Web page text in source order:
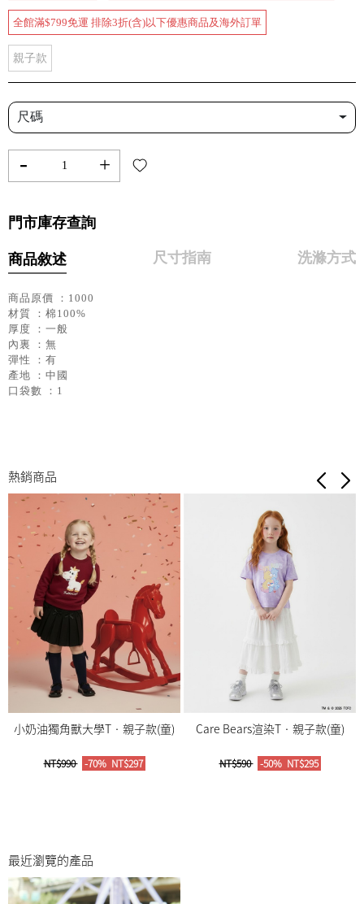
全館滿$799免運 排除3折(含)以下優惠商品及海外訂單
親子款
尺碼
- +
門市庫存查詢
商品敘述 尺寸指南 洗滌方式
商品原價 ：1000
材質 ：棉100%
厚度 ：一般
內裏 ：無
彈性 ：有
產地 ：中國
口袋數 ：1
熱銷商品
小奶油獨角獸大學T‧親子款(童)
NT$990 -70% NT$297
Care Bears渲染T‧親子款(童)
NT$590 -50% NT$295
最近瀏覽的產品